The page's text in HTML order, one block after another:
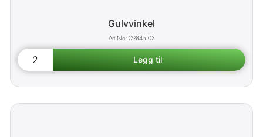
Gulvvinkel
09845-03